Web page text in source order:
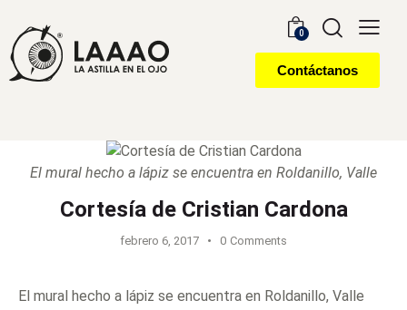
0
Contáctanos
El mural hecho a lápiz se encuentra en Roldanillo, Valle
Cortesía de Cristian Cardona
febrero 6, 2017 0 Comments
El mural hecho a lápiz se encuentra en Roldanillo, Valle